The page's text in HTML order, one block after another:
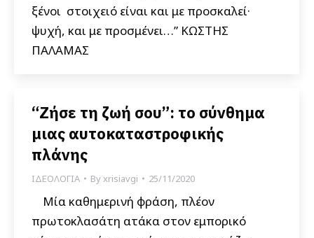
ξένοι στοιχειό είναι και με προσκαλεί·
ψυχή, και με προσμένει…” ΚΩΣΤΗΣ
ΠΑΛΑΜΑΣ
“Ζήσε τη ζωή σου”: το σύνθημα
μιας αυτοκαταστροφικής
πλάνης
ΙΔΕΟΛΟΓΙΑ Byxrisiavgi 25/11/2020
Μία καθημερινή φράση, πλέον
πρωτοκλασάτη ατάκα στον εμπορικό